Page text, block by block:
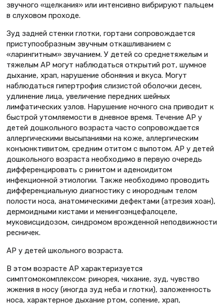
звучного «щелкания» или интенсивно вибрируют пальцем
в слуховом проходе.
Зуд задней стенки глотки, гортани сопровождается
приступообразным звучным откашливанием с
«ларингитным» звучанием. У детей со среднетяжелым и
тяжелым АР могут наблюдаться открытий рот, шумное
дыхание, храп, нарушение обоняния и вкуса. Могут
наблюдаться гипертрофия слизистой оболочки десен,
удлинение лица, увеличение передних шейных
лимфатических узлов. Нарушение ночного сна приводит к
быстрой утомляемости в дневное время. Течение АР у
детей дошкольного возраста часто сопровождается
аллергическими высыпаниями на коже, аллергическим
конъюнктивитом, средним отитом с выпотом. АР у детей
дошкольного возраста необходимо в первую очередь
дифференцировать с ринитом и аденоидитом
инфекционной этиологии. Также необходимо проводить
дифференциальную диагностику с инородным телом
полости носа, анатомическими дефектами (атрезия хоан),
дермоидными кистами и менингоэнцефалоцеле,
муковисцидозом, синдромом врожденной неподвижности
ресничек.
АР у детей школьного возраста.
В этом возрасте АР характеризуется
симптомокомплексом: ринорея, чихание, зуд, чувство
жжения в носу (иногда зуд неба и глотки), заложенность
носа, характерное дыхание ртом, сопение, храп,